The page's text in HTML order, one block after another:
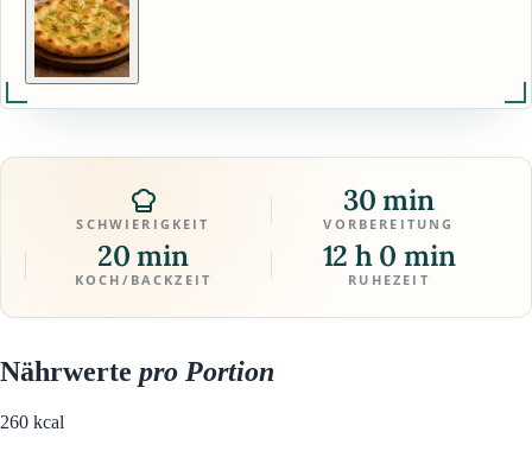
SCHWIERIGKEIT
30 min
VORBEREITUNG
20 min
KOCH/BACKZEIT
12 h 0 min
RUHEZEIT
Nährwerte pro Portion
260 kcal